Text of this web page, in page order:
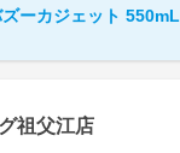
ーカジェット 550mL
祖父江店